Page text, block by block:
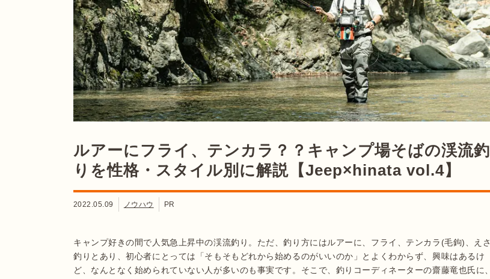
ルアーにフライ、テンカラ？？キャンプ場そばの渓流釣
りを性格・スタイル別に解説【Jeep×hinata vol.4】
2022.05.09 ノウハウ PR
キャンプ好きの間で人気急上昇中の渓流釣り。ただ、釣り方にはルアーに、フライ、テンカラ(毛鉤)、えさ
釣りとあり、初心者にとっては「そもそもどれから始めるのがいいのか」とよくわからず、興味はあるけ
ど、なんとなく始められていない人が多いのも事実です。そこで、釣りコーディネーターの齋藤竜也氏に、